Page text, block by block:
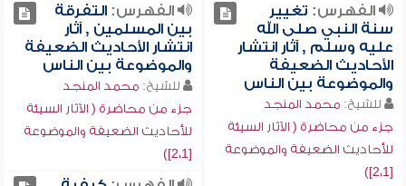
الفهرس: تغيير
سنة النبي صلى الله
عليه وسلم , آثار انتشار
الأحاديث الضعيفة
والموضوعة بين الناس
للشيخ: محمد المنجد
جزء من محاضرة ( الآثار السيئة
للأحاديث الضعيفة والموضوعة
[2،1])
الفهرس:التفرقة
بين المسلمين , آثار
انتشار الأحاديث الضعيفة
والموضوعة بين الناس
للشيخ: محمد المنجد
جزء من محاضرة ( الآثار السيئة
للأحاديث الضعيفة والموضوعة
[2،1])